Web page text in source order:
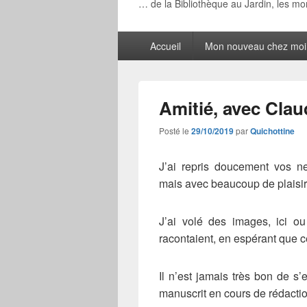
… de la Bibliothèque au Jardin, les
principalAccueil Mon nouveau chez moi
Amitié, avec
Posté le 29/10/2019parQuichottine
J’ai repris doucement vos
mais avec beaucoup de
J’ai volé des images, ici
racontaient, en espérant que
Il n’est jamais très bon de
manuscrit en cours de